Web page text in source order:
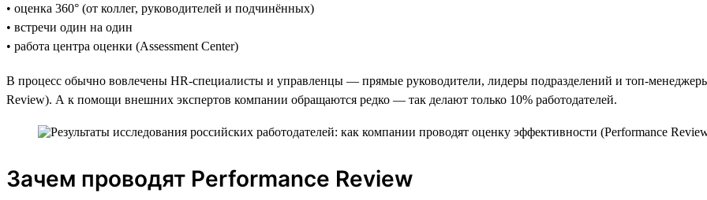
• оценка 360° (от коллег, руководителей и подчинённых)
• встречи один на один
• работа центра оценки (Assessment Center)
В процесс обычно вовлечены HR-специалисты и управленцы — прямые руководители, лидеры подразделений и топ-
Review). А к помощи внешних экспертов компании обращаются редко — так делают только 10% работодателей.
Зачем проводят Performance Review